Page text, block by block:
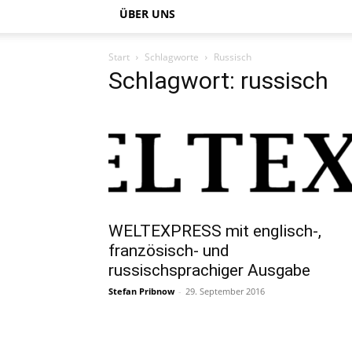
ÜBER UNS
Start Schlagworte Russisch
Schlagwort: russisch
WELTEXPRESS mit englisch-,
französisch- und
russischsprachiger Ausgabe
Stefan Pribnow - 29. September 2016